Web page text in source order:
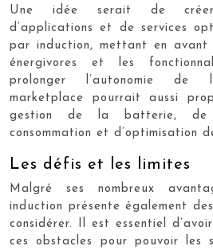
Une idée serait de créer
d’applications et de services
par induction, mettant en avant
énergivores et les
prolonger l’autonomie
marketplace pourrait aussi
gestion de la batterie, de
consommation et d’optimisation
Les défis et les limites
Malgré ses nombreux
induction présente également
considérer. Il est essentiel
ces obstacles pour pouvoir les